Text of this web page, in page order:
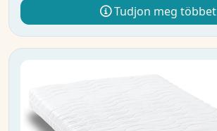
Tudjon meg többet